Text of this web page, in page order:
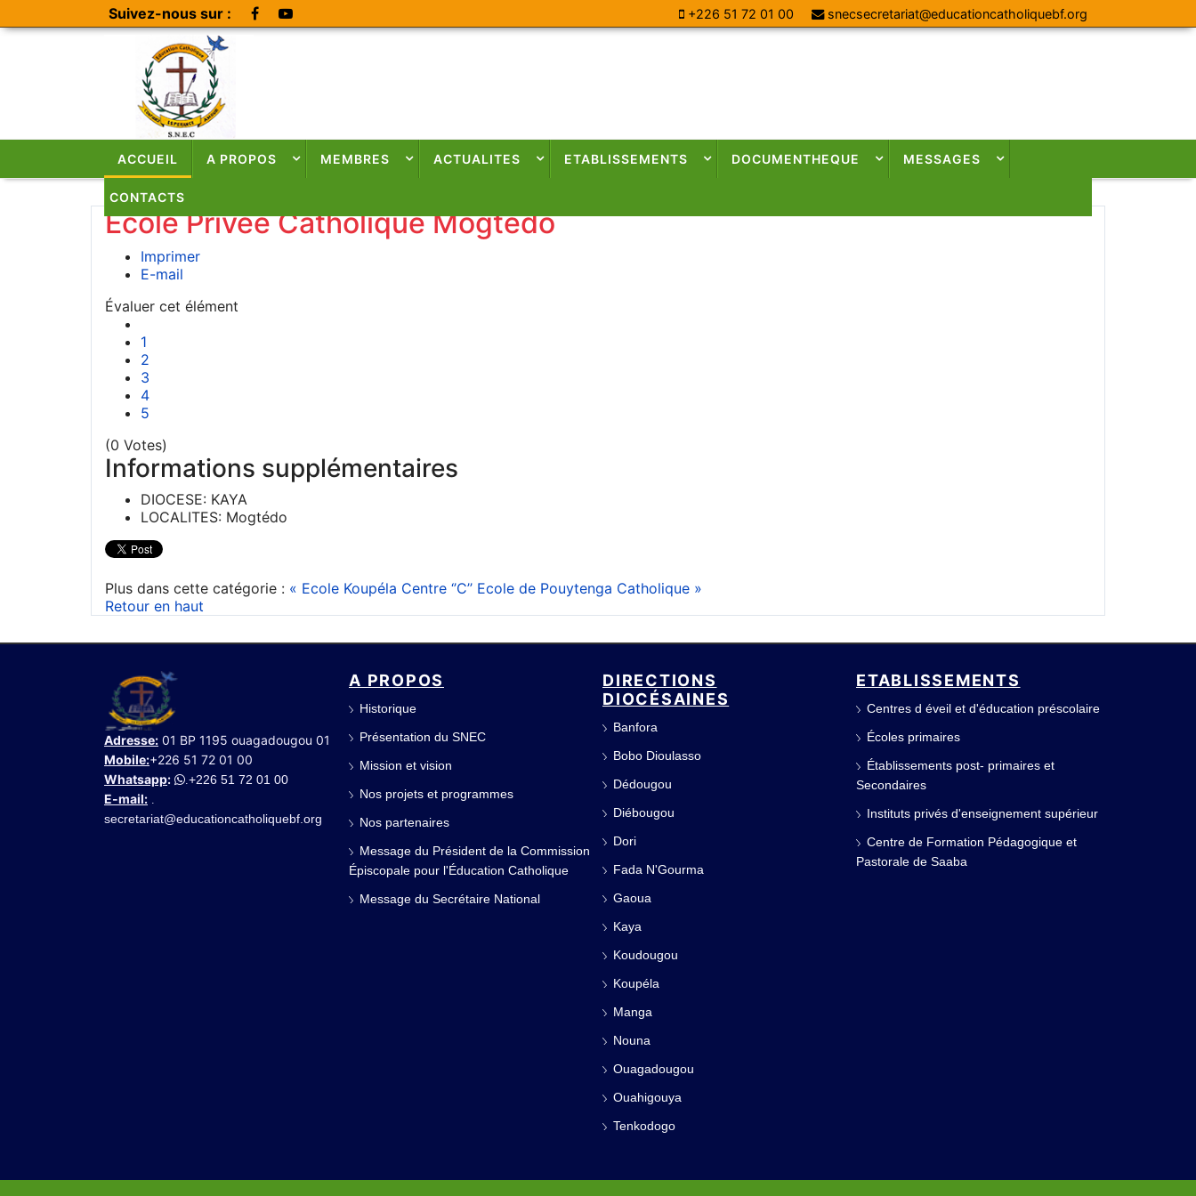
Suivez-nous sur : +226 51 72 01 00 snecsecretariat@educationcatholiquebf.org
ACCUEIL A PROPOS MEMBRES ACTUALITES ETABLISSEMENTS DOCUMENTHEQUE MESSAGES
CONTACTS
Ecole Privée Catholique Mogtédo
Imprimer
E-mail
Évaluer cet élément
1
2
3
4
5
(0 Votes)
Informations supplémentaires
DIOCESE: KAYA
LOCALITES: Mogtédo
Plus dans cette catégorie : « Ecole Koupéla Centre ‘’C’’ Ecole de Pouytenga Catholique »
Retour en haut
Adresse: 01 BP 1195 ouagadougou 01
Mobile:+226 51 72 01 00
Whatsapp: +226 51 72 01 00
E-mail:
secretariat@educationcatholiquebf.org
A PROPOS
Historique
Présentation du SNEC
Mission et vision
Nos projets et programmes
Nos partenaires
Message du Président de la Commission
Épiscopale pour l'Éducation Catholique
Message du Secrétaire National
DIRECTIONS
DIOCÉSAINES
Banfora
Bobo Dioulasso
Dédougou
Diébougou
Dori
Fada N'Gourma
Gaoua
Kaya
Koudougou
Koupéla
Manga
Nouna
Ouagadougou
Ouahigouya
Tenkodogo
ETABLISSEMENTS
Centres d éveil et d'éducation préscolaire
Écoles primaires
Établissements post- primaires et
Secondaires
Instituts privés d'enseignement supérieur
Centre de Formation Pédagogique et
Pastorale de Saaba